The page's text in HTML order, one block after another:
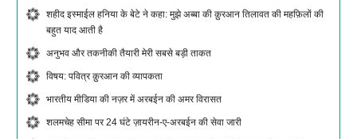
शहीद इस्माईल हनिया के बेटे ने कहा: मुझे अब्बा की क़ुरआन तिलावत की महफ़िलों की
बहुत याद आती है
अनुभव और तकनीकी तैयारी मेरी सबसे बड़ी ताकत
विषय: पवित्र क़ुरआन की व्यापकता
भारतीय मीडिया की नज़र में अरबईन की अमर विरासत
शलमचेह सीमा पर 24 घंटे ज़ायरीन-ए-अरबईन की सेवा जारी